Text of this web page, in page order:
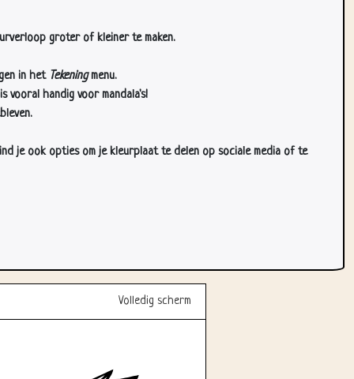
groter of kleiner te maken.
in het Tekeningmenu.
vooral handig voor mandala's!
je ook opties om je kleurplaat te delen op sociale media of te
Volledig scherm